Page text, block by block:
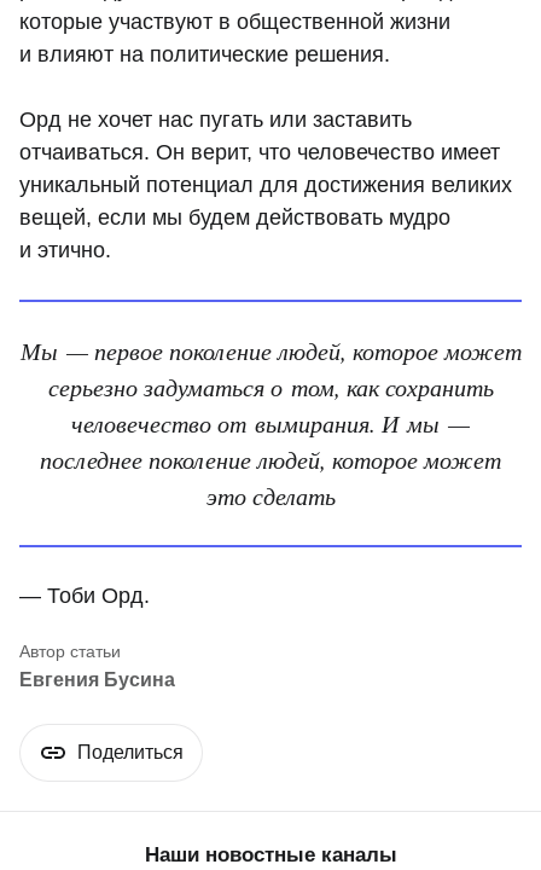
которые участвуют в общественной жизни
и влияют на политические решения.
Орд не хочет нас пугать или заставить
отчаиваться. Он верит, что человечество имеет
уникальный потенциал для достижения великих
вещей, если мы будем действовать мудро
и этично.
Мы — первое поколение людей, которое может
серьезно задуматься о том, как сохранить
человечество от вымирания. И мы —
последнее поколение людей, которое может
это сделать
— Тоби Орд.
Евгения Бусина
Поделиться
Наши новостные каналы